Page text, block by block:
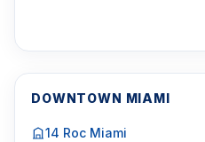
DOWNTOWN MIAMI
14 Roc Miami